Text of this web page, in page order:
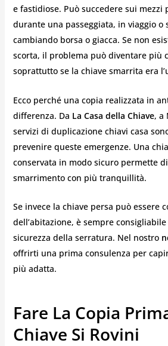
e fastidiose. Può succedere sui
durante una passeggiata, in viaggio o
cambiando borsa o giacca. Se non
scorta, il problema può diventare più
soprattutto se la chiave smarrita era
Ecco perché una copia realizzata in
differenza. Da La Casa della Chiave, a
servizi di duplicazione chiavi casa
prevenire queste emergenze. Una
conservata in modo sicuro permette
smarrimento con più tranquillità.
Se invece la chiave persa può essere
dell’abitazione, è sempre
sicurezza della serratura. Nel nostro
offrirti una prima consulenza per
più adatta.
Fare La Copia
Chiave Si Rovini